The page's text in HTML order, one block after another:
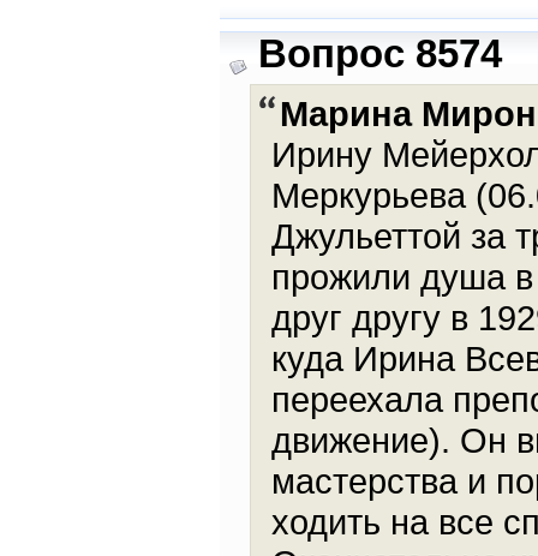
Вопрос 8574
Марина
Ирину
Меркурьева
Джульеттой за
прожили душа
друг другу в
куда Ирина
переехала
движение). Он
мастерства и
ходить на все